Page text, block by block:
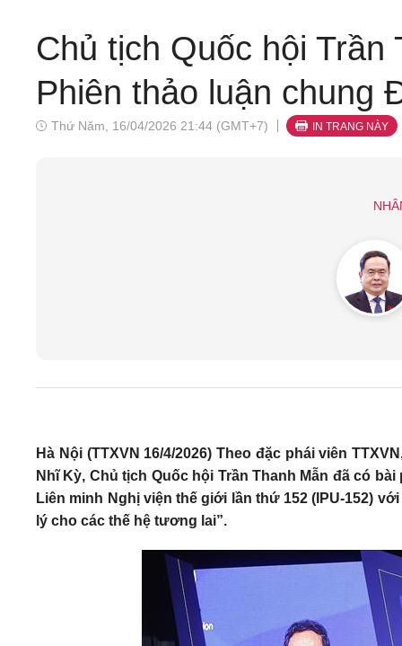
Chủ tịch Quốc hội Trần
Phiên thảo luận chung
Thứ Năm, 16/04/2026 21:44 (GMT+7) IN TRANG NÀY
Hà Nội (TTXVN 16/4/2026) Theo đặc phái viên
Nhĩ Kỳ, Chủ tịch Quốc hội Trần Thanh Mẫn đã có
Liên minh Nghị viện thế giới lần thứ 152 (IPU-152)
lý cho các thế hệ tương lai”.